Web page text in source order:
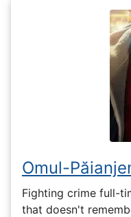
Omul-
Fighting crime full-
that doesn't